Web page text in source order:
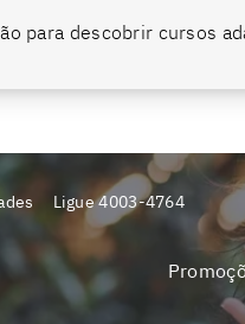
dá tempo de se tornar bilíngue
para descobrir cursos
Ligue4003-4764